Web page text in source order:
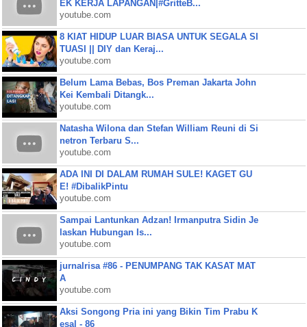
EK KERJA LAPANGAN|#GritteB...
youtube.com
8 KIAT HIDUP LUAR BIASA UNTUK SEGALA SI
TUASI || DIY dan Keraj...
youtube.com
Belum Lama Bebas, Bos Preman Jakarta John
Kei Kembali Ditangk...
youtube.com
Natasha Wilona dan Stefan William Reuni di Si
netron Terbaru S...
youtube.com
ADA INI DI DALAM RUMAH SULE! KAGET GU
E! #DibalikPintu
youtube.com
Sampai Lantunkan Adzan! Irmanputra Sidin Je
laskan Hubungan Is...
youtube.com
jurnalrisa #86 - PENUMPANG TAK KASAT MAT
A
youtube.com
Aksi Songong Pria ini yang Bikin Tim Prabu K
esal - 86